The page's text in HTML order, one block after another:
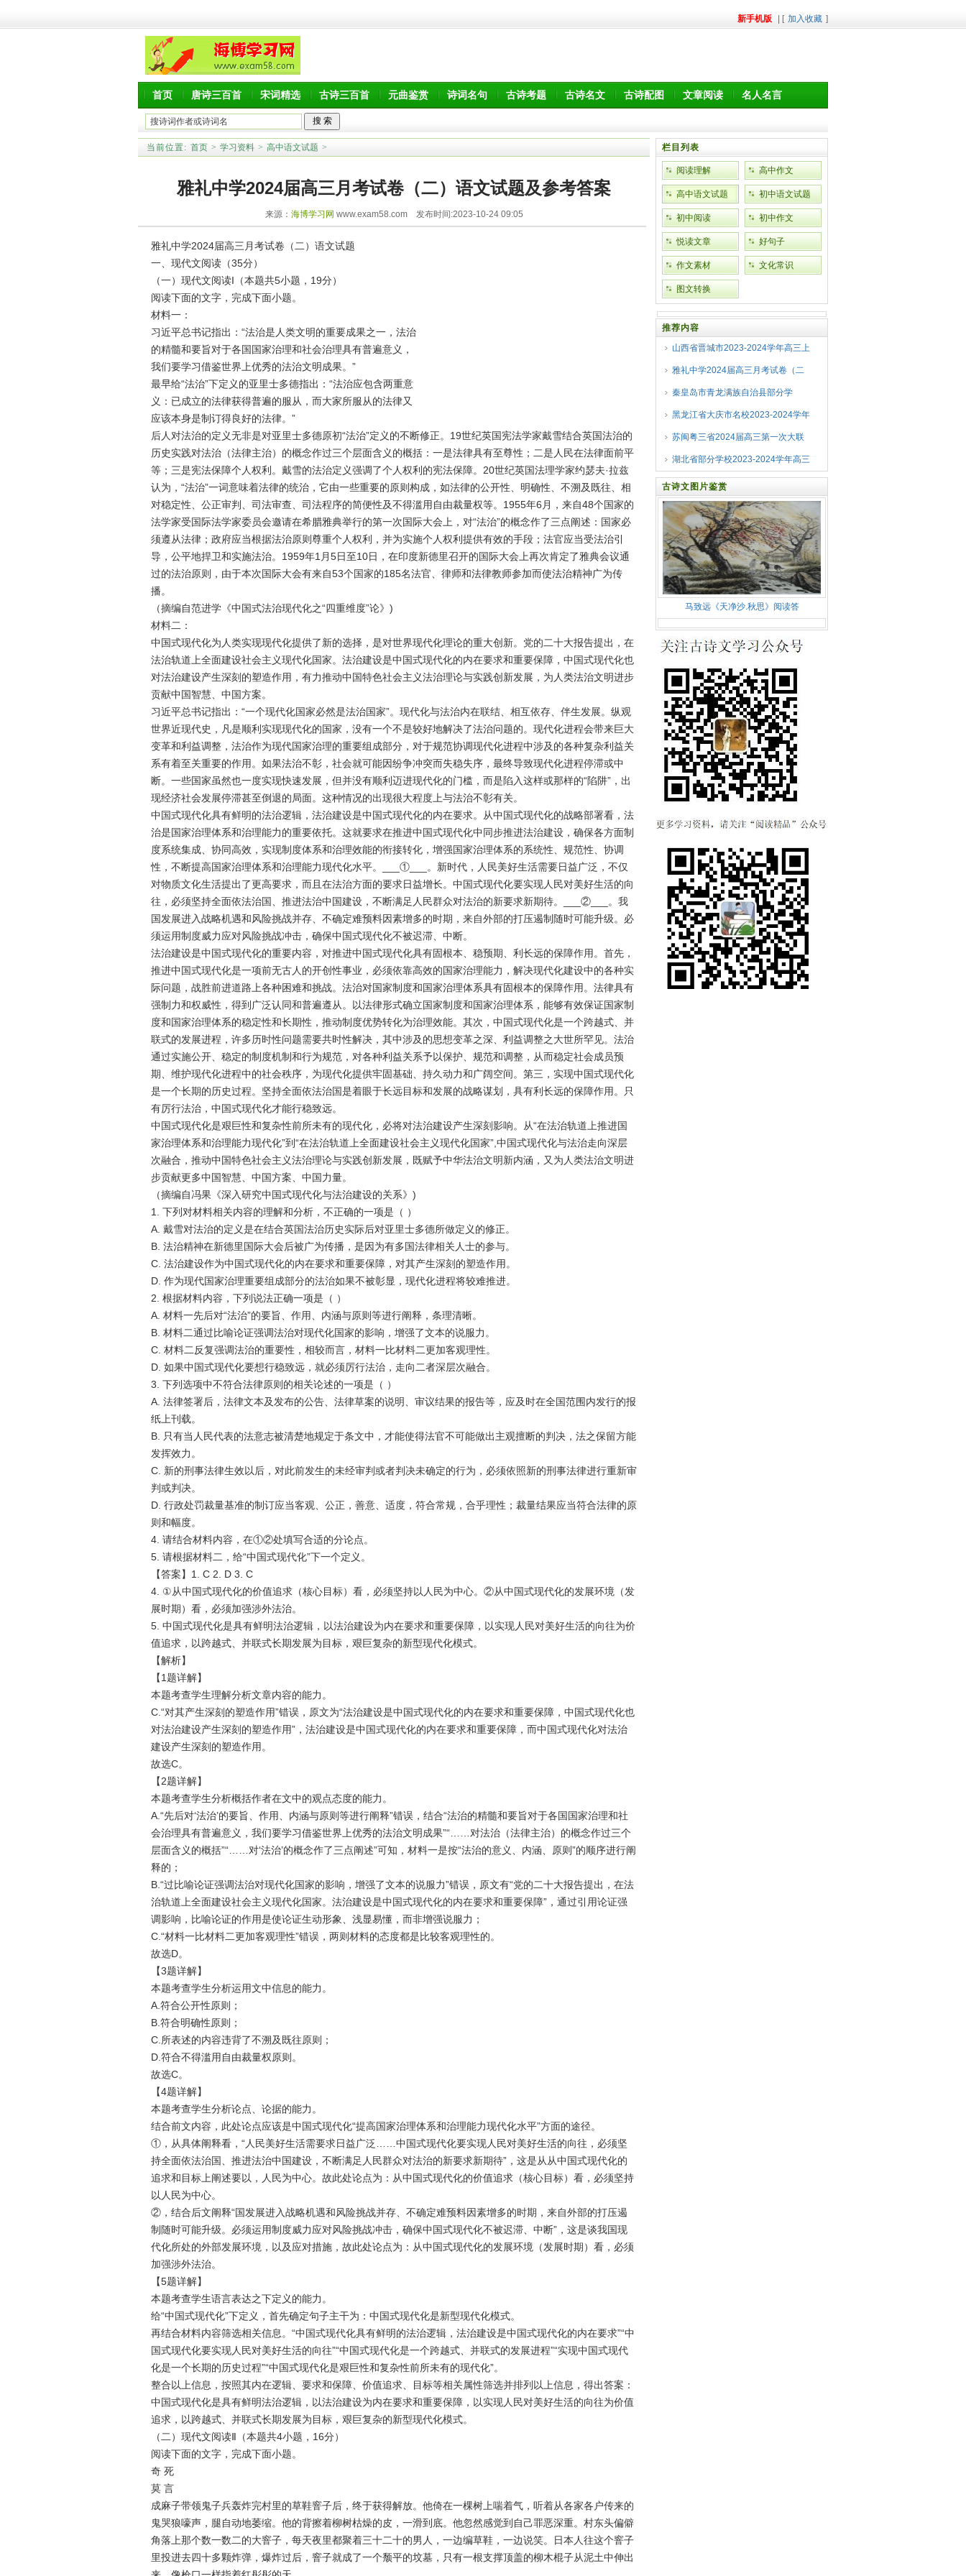
新手机版 | [ 加入收藏 ]
首页 唐诗三百首 宋词精选 古诗三百首 元曲鉴赏 诗词名句 古诗考题 古诗名文 古诗配图 文章阅读 名人名言
当前位置: 首页 > 学习资料 > 高中语文试题 >
雅礼中学2024届高三月考试卷（二）语文试题及参考答案
来源： 海博学习网 www.exam58.com 发布时间:2023-10-24 09:05
雅礼中学2024届高三月考试卷（二）语文试题
一、现代文阅读（35分）
（一）现代文阅读I（本题共5小题，19分）
阅读下面的文字，完成下面小题。
材料一：
习近平总书记指出：“法治是人类文明的重要成果之一，法治
的精髓和要旨对于各国国家治理和社会治理具有普遍意义，
我们要学习借鉴世界上优秀的法治文明成果。”
最早给“法治”下定义的亚里士多德指出：“法治应包含两重意
义：已成立的法律获得普遍的服从，而大家所服从的法律又
应该本身是制订得良好的法律。”
后人对法治的定义无非是对亚里士多德原初“法治”定义的不断修正。19世纪英国宪法学家戴雪结合英国法治的
历史实践对法治（法律主治）的概念作过三个层面含义的概括：一是法律具有至尊性；二是人民在法律面前平
等；三是宪法保障个人权利。戴雪的法治定义强调了个人权利的宪法保障。20世纪英国法理学家约瑟夫·拉兹
认为，“法治”一词意味着法律的统治，它由一些重要的原则构成，如法律的公开性、明确性、不溯及既往、相
对稳定性、 公正审判、司法审查、司法程序的简便性及不得滥用自由裁量权等。1955年6月，来自48个国家的
法学家受国际法学家委员会邀请在希腊雅典举行的第一次国际大会上，对“法治”的概念作了三点阐述：国家必
须遵从法律；政府应当根据法治原则尊重个人权利，并为实施个人权利提供有效的手段；法官应当受法治引
导， 公平地捍卫和实施法治。1959年1月5日至10日，在印度新德里召开的国际大会上再次肯定了雅典会议通
过的法治原则，由于本次国际大会有来自53个国家的185名法官、律师和法律教师参加而使法治精神广为传
播。
（摘编自范进学《中国式法治现代化之“四重维度”论》)
材料二：
中国式现代化为人类实现现代化提供了新的选择，是对世界现代化理论的重大创新。党的二十大报告提出，在
法治轨道上全面建设社会主义现代化国家。法治建设是中国式现代化的内在要求和重要保障，中国式现代化也
对法治建设产生深刻的塑造作用，有力推动中国特色社会主义法治理论与实践创新发展，为人类法治文明进步
贡献中国智慧、中国方案。
习近平总书记指出：“一个现代化国家必然是法治国家”。现代化与法治内在联结、相互依存、伴生发展。纵观
世界近现代史，凡是顺利实现现代化的国家，没有一个不是较好地解决了法治问题的。现代化进程会带来巨大
变革和利益调整，法治作为现代国家治理的重要组成部分，对于规范协调现代化进程中涉及的各种复杂利益关
系有着至关重要的作用。如果法治不彰，社会就可能因纷争冲突而失稳失序，最终导致现代化进程停滞或中
断。一些国家虽然也一度实现快速发展，但并没有顺利迈进现代化的门槛，而是陷入这样或那样的“陷阱”，出
现经济社会发展停滞甚至倒退的局面。这种情况的出现很大程度上与法治不彰有关。
中国式现代化具有鲜明的法治逻辑，法治建设是中国式现代化的内在要求。从中国式现代化的战略部署看，法
治是国家治理体系和治理能力的重要依托。这就要求在推进中国式现代化中同步推进法治建设，确保各方面制
度系统集成、协同高效，实现制度体系和治理效能的衔接转化，增强国家治理体系的系统性、规范性、协调
性，不断提高国家治理体系和治理能力现代化水平。___①___。新时代，人民美好生活需要日益广泛，不仅
对物质文化生活提出了更高要求，而且在法治方面的要求日益增长。中国式现代化要实现人民对美好生活的向
往，必须坚持全面依法治国、推进法治中国建设，不断满足人民群众对法治的新要求新期待。___②___。我
国发展进入战略机遇和风险挑战并存、不确定难预料因素增多的时期，来自外部的打压遏制随时可能升级。必
须运用制度威力应对风险挑战冲击，确保中国式现代化不被迟滞、中断。
法治建设是中国式现代化的重要内容，对推进中国式现代化具有固根本、稳预期、利长远的保障作用。首先，
推进中国式现代化是一项前无古人的开创性事业，必须依靠高效的国家治理能力，解决现代化建设中的各种实
际问题，战胜前进道路上各种困难和挑战。法治对国家制度和国家治理体系具有固根本的保障作用。法律具有
强制力和权威性，得到广泛认同和普遍遵从。以法律形式确立国家制度和国家治理体系，能够有效保证国家制
度和国家治理体系的稳定性和长期性，推动制度优势转化为治理效能。其次，中国式现代化是一个跨越式、并
联式的发展进程，许多历时性问题需要共时性解决，其中涉及的思想变革之深、利益调整之大世所罕见。法治
通过实施公开、稳定的制度机制和行为规范，对各种利益关系予以保护、规范和调整，从而稳定社会成员预
期、维护现代化进程中的社会秩序，为现代化提供牢固基础、持久动力和广阔空间。第三，实现中国式现代化
是一个长期的历史过程。坚持全面依法治国是着眼于长远目标和发展的战略谋划，具有利长远的保障作用。只
有厉行法治，中国式现代化才能行稳致远。
中国式现代化是艰巨性和复杂性前所未有的现代化，必将对法治建设产生深刻影响。从“在法治轨道上推进国
家治理体系和治理能力现代化”到“在法治轨道上全面建设社会主义现代化国家”,中国式现代化与法治走向深层
次融合，推动中国特色社会主义法治理论与实践创新发展，既赋予中华法治文明新内涵，又为人类法治文明进
步贡献更多中国智慧、中国方案、中国力量。
（摘编自冯果《深入研究中国式现代化与法治建设的关系》)
1. 下列对材料相关内容的理解和分析，不正确的一项是（ ）
A. 戴雪对法治的定义是在结合英国法治历史实际后对亚里士多德所做定义的修正。
B. 法治精神在新德里国际大会后被广为传播，是因为有多国法律相关人士的参与。
C. 法治建设作为中国式现代化的内在要求和重要保障，对其产生深刻的塑造作用。
D. 作为现代国家治理重要组成部分的法治如果不被彰显，现代化进程将较难推进。
2. 根据材料内容，下列说法正确一项是（ ）
A. 材料一先后对“法治”的要旨、作用、内涵与原则等进行阐释，条理清晰。
B. 材料二通过比喻论证强调法治对现代化国家的影响，增强了文本的说服力。
C. 材料二反复强调法治的重要性，相较而言，材料一比材料二更加客观理性。
D. 如果中国式现代化要想行稳致远，就必须厉行法治，走向二者深层次融合。
3. 下列选项中不符合法律原则的相关论述的一项是（ ）
A. 法律签署后，法律文本及发布的公告、法律草案的说明、审议结果的报告等，应及时在全国范围内发行的报
纸上刊载。
B. 只有当人民代表的法意志被清楚地规定于条文中，才能使得法官不可能做出主观擅断的判决，法之保留方能
发挥效力。
C. 新的刑事法律生效以后，对此前发生的未经审判或者判决未确定的行为，必须依照新的刑事法律进行重新审
判或判决。
D. 行政处罚裁量基准的制订应当客观、 公正，善意、适度，符合常规，合乎理性；裁量结果应当符合法律的原
则和幅度。
4. 请结合材料内容，在①②处填写合适的分论点。
5. 请根据材料二，给“中国式现代化”下一个定义。
【答案】1. C 2. D 3. C
4. ①从中国式现代化的价值追求（核心目标）看，必须坚持以人民为中心。②从中国式现代化的发展环境（发
展时期）看，必须加强涉外法治。
5. 中国式现代化是具有鲜明法治逻辑，以法治建设为内在要求和重要保障，以实现人民对美好生活的向往为价
值追求，以跨越式、并联式长期发展为目标，艰巨复杂的新型现代化模式。
【解析】
【1题详解】
本题考查学生理解分析文章内容的能力。
C.“对其产生深刻的塑造作用”错误，原文为“法治建设是中国式现代化的内在要求和重要保障，中国式现代化也
对法治建设产生深刻的塑造作用”，法治建设是中国式现代化的内在要求和重要保障，而中国式现代化对法治
建设产生深刻的塑造作用。
故选C。
【2题详解】
本题考查学生分析概括作者在文中的观点态度的能力。
A.“先后对‘法治’的要旨、作用、内涵与原则等进行阐释”错误，结合“法治的精髓和要旨对于各国国家治理和社
会治理具有普遍意义，我们要学习借鉴世界上优秀的法治文明成果”“……对法治（法律主治）的概念作过三个
层面含义的概括”“……对‘法治’的概念作了三点阐述”可知，材料一是按“法治的意义、内涵、原则”的顺序进行阐
释的；
B.“过比喻论证强调法治对现代化国家的影响，增强了文本的说服力”错误，原文有“党的二十大报告提出，在法
治轨道上全面建设社会主义现代化国家。法治建设是中国式现代化的内在要求和重要保障”，通过引用论证强
调影响，比喻论证的作用是使论证生动形象、浅显易懂，而非增强说服力；
C.“材料一比材料二更加客观理性”错误，两则材料的态度都是比较客观理性的。
故选D。
【3题详解】
本题考查学生分析运用文中信息的能力。
A.符合公开性原则；
B.符合明确性原则；
C.所表述的内容违背了不溯及既往原则；
D.符合不得滥用自由裁量权原则。
故选C。
【4题详解】
本题考查学生分析论点、论据的能力。
结合前文内容，此处论点应该是中国式现代化“提高国家治理体系和治理能力现代化水平”方面的途径。
①，从具体阐释看，“人民美好生活需要求日益广泛……中国式现代化要实现人民对美好生活的向往，必须坚
持全面依法治国、推进法治中国建设，不断满足人民群众对法治的新要求新期待”，这是从从中国式现代化的
追求和目标上阐述要以，人民为中心。故此处论点为：从中国式现代化的价值追求（核心目标）看，必须坚持
以人民为中心。
②，结合后文阐释“国发展进入战略机遇和风险挑战并存、不确定难预料因素增多的时期，来自外部的打压遏
制随时可能升级。必须运用制度威力应对风险挑战冲击，确保中国式现代化不被迟滞、中断”，这是谈我国现
代化所处的外部发展环境，以及应对措施，故此处论点为：从中国式现代化的发展环境（发展时期）看，必须
加强涉外法治。
【5题详解】
本题考查学生语言表达之下定义的能力。
给“中国式现代化”下定义，首先确定句子主干为：中国式现代化是新型现代化模式。
再结合材料内容筛选相关信息。“中国式现代化具有鲜明的法治逻辑，法治建设是中国式现代化的内在要求”“中
国式现代化要实现人民对美好生活的向往”“中国式现代化是一个跨越式、并联式的发展进程”“实现中国式现代
化是一个长期的历史过程”“中国式现代化是艰巨性和复杂性前所未有的现代化”。
整合以上信息，按照其内在逻辑、要求和保障、价值追求、目标等相关属性筛选并排列以上信息，得出答案：
中国式现代化是具有鲜明法治逻辑，以法治建设为内在要求和重要保障，以实现人民对美好生活的向往为价值
追求，以跨越式、并联式长期发展为目标，艰巨复杂的新型现代化模式。
（二）现代文阅读Ⅱ（本题共4小题，16分）
阅读下面的文字，完成下面小题。
奇 死
莫 言
成麻子带领鬼子兵轰炸完村里的草鞋窨子后，终于获得解放。他倚在一棵树上喘着气，听着从各家各户传来的
鬼哭狼嚎声，腿自动地萎缩。他的背擦着柳树枯燥的皮，一滑到底。他忽然感觉到自己罪恶深重。村东头偏僻
角落上那个数一数二的大窨子，每天夜里都聚着三十二十的男人，一边编草鞋，一边说笑。日本人往这个窨子
里投进去四十多颗炸弹，爆炸过后，窨子就成了一个颓平的坟墓，只有一根支撑顶盖的柳木棍子从泥土中伸出
栏目列表
阅读理解 高中作文
高中语文试题 初中语文试题
初中阅读 初中作文
悦读文章 好句子
作文素材 文化常识
图文转换
推荐内容
山西省晋城市2023-2024学年高三上
雅礼中学2024届高三月考试卷（二
秦皇岛市青龙满族自治县部分学
黑龙江省大庆市名校2023-2024学年
苏闽粤三省2024届高三第一次大联
湖北省部分学校2023-2024学年高三
古诗文图片鉴赏
马致远《天净沙.秋思》阅读答